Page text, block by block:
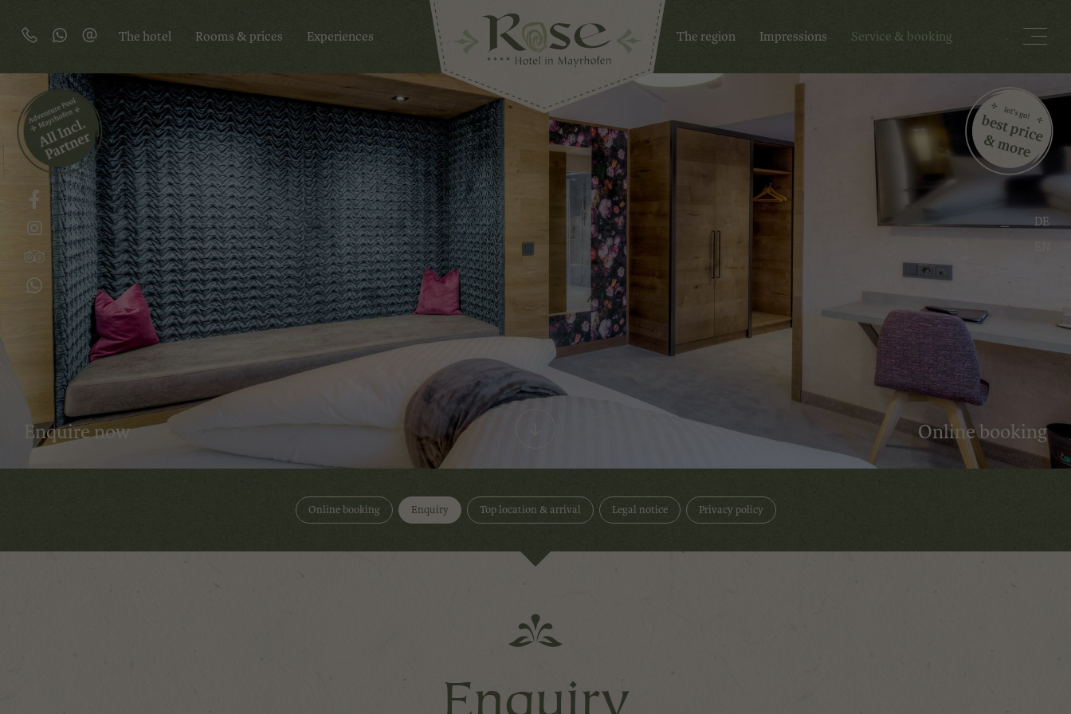
The hotel Rooms & prices Experiences The region Impressions Service & booking
Enquire now Online booking
DE
Online booking Enquiry Top location & arrival Legal notice Privacy policy